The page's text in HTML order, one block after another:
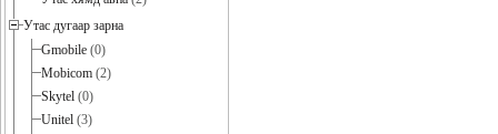
Утас дугаар зарна
Gmobile (0)
Mobicom (2)
Skytel (0)
Unitel (3)